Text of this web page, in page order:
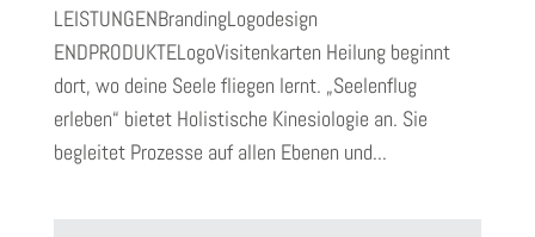
LEISTUNGENBrandingLogodesign
ENDPRODUKTELogoVisitenkarten Heilung beginnt
dort, wo deine Seele fliegen lernt. „Seelenflug
erleben“ bietet Holistische Kinesiologie an. Sie
begleitet Prozesse auf allen Ebenen und...